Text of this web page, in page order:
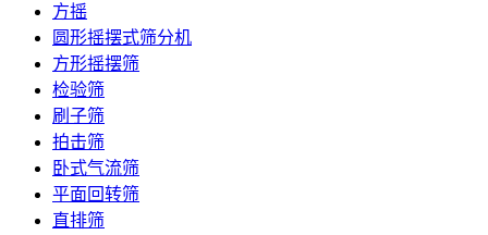
方摇
圆形摇摆式筛分机
方形摇摆筛
检验筛
刷子筛
拍击筛
卧式气流筛
平面回转筛
直排筛